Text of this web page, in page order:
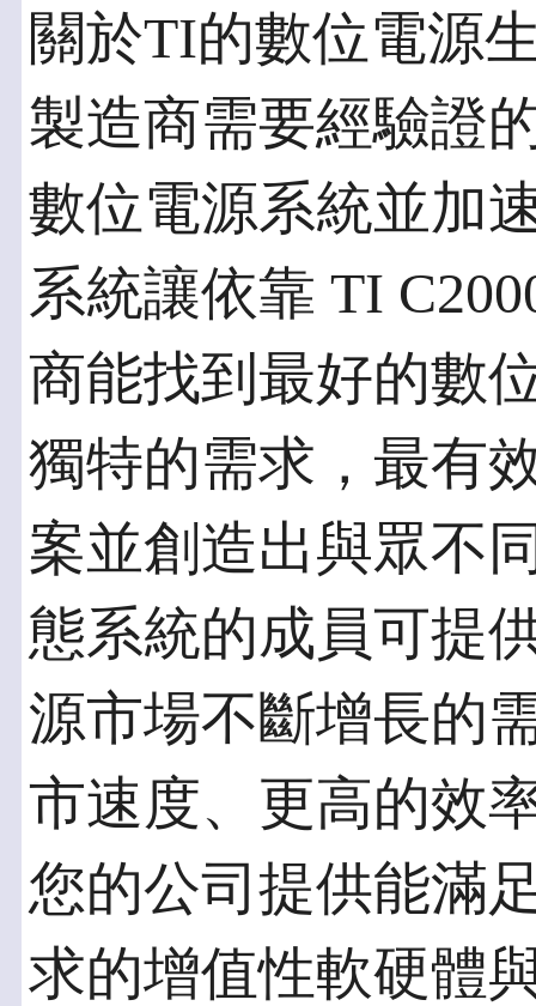
關於TI的數位電源
製造商需要經驗證
數位電源系統並加
系統讓依靠 TI
商能找到最好的數
獨特的需求，最有
案並創造出與眾不
態系統的成員可提
源市場不斷增長的
市速度、更高的效
您的公司提供能滿
求的增值性軟硬體